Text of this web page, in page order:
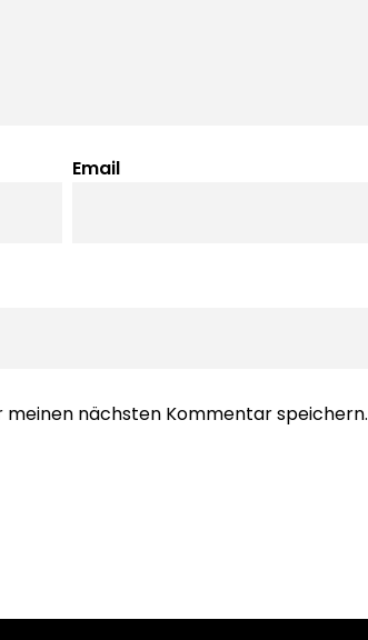
Email
meinen nächsten Kommentar speichern.